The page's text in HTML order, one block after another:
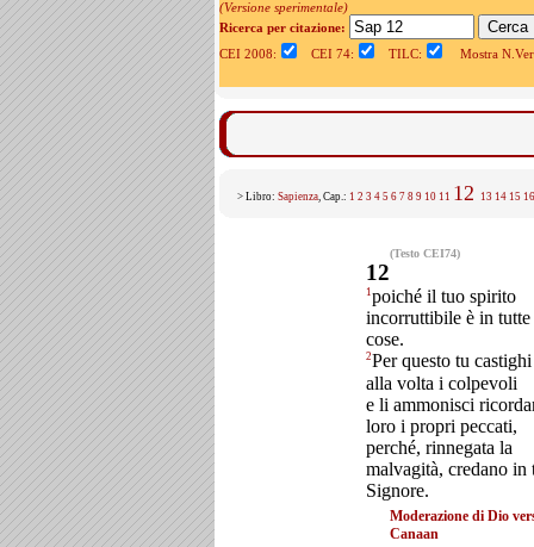
(Versione sperimentale)
Ricerca per citazione:
CEI 2008:
CEI 74: TILC: Mostra
> Libro: Sapienza, Cap.: 1 2 3 4 5 6 7 8 9 10 11 12 13 14 15 16
(Testo CEI74)
12
1poiché il tuo spirito
incorruttibile è in tutte
cose.
2Per questo tu
alla volta i colpevoli
e li ammonisci
loro i propri peccati,
perché, rinnegata la
malvagità, credano in
Signore.
Moderazione di Dio
Canaan